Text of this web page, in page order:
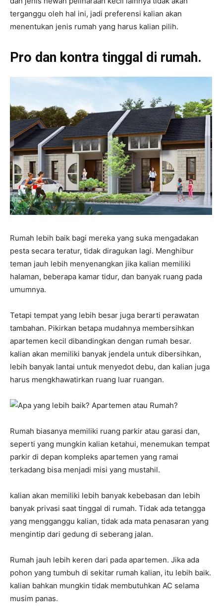
terganggu oleh hal ini, jadi preferensi kalian akan
menentukan jenis rumah yang harus kalian pilih.
Pro dan kontra tinggal di rumah.
Rumah lebih baik bagi mereka yang suka mengadakan
pesta secara teratur, tidak diragukan lagi. Menghibur
teman jauh lebih menyenangkan jika kalian memiliki
halaman, beberapa kamar tidur, dan banyak ruang pada
umumnya.
Tetapi tempat yang lebih besar juga berarti perawatan
tambahan. Pikirkan betapa mudahnya membersihkan
apartemen kecil dibandingkan dengan rumah besar.
kalian akan memiliki banyak jendela untuk dibersihkan,
lebih banyak lantai untuk menyedot debu, dan kalian juga
harus mengkhawatirkan ruang luar ruangan.
Rumah biasanya memiliki ruang parkir atau garasi dan,
seperti yang mungkin kalian ketahui, menemukan tempat
parkir di depan kompleks apartemen yang ramai
terkadang bisa menjadi misi yang mustahil.
kalian akan memiliki lebih banyak kebebasan dan lebih
banyak privasi saat tinggal di rumah. Tidak ada tetangga
yang mengganggu kalian, tidak ada mata penasaran yang
mengintip dari gedung di seberang jalan.
Rumah jauh lebih keren dari pada apartemen. Jika ada
pohon yang tumbuh di sekitar rumah kalian, itu lebih baik.
kalian bahkan mungkin tidak membutuhkan AC selama
musim panas.